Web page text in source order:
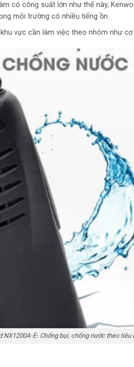
có công suất lớn như thế này,
môi trường có nhiều tiếng ồn.
vực cần làm việc theo nhóm như
NX1200A-E- Chống bụi, chống nước theo tiêu